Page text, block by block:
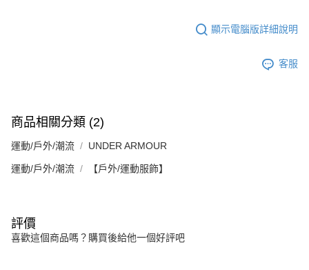
顯示電腦版詳細說明
客服
商品相關分類 (2)
運動/戶外/潮流 UNDER ARMOUR
運動/戶外/潮流 【戶外/運動服飾】
評價
喜歡這個商品嗎？購買後給他一個好評吧